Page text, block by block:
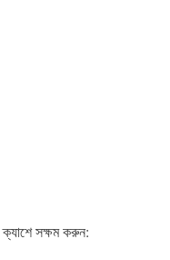
সক্ষম করুন: